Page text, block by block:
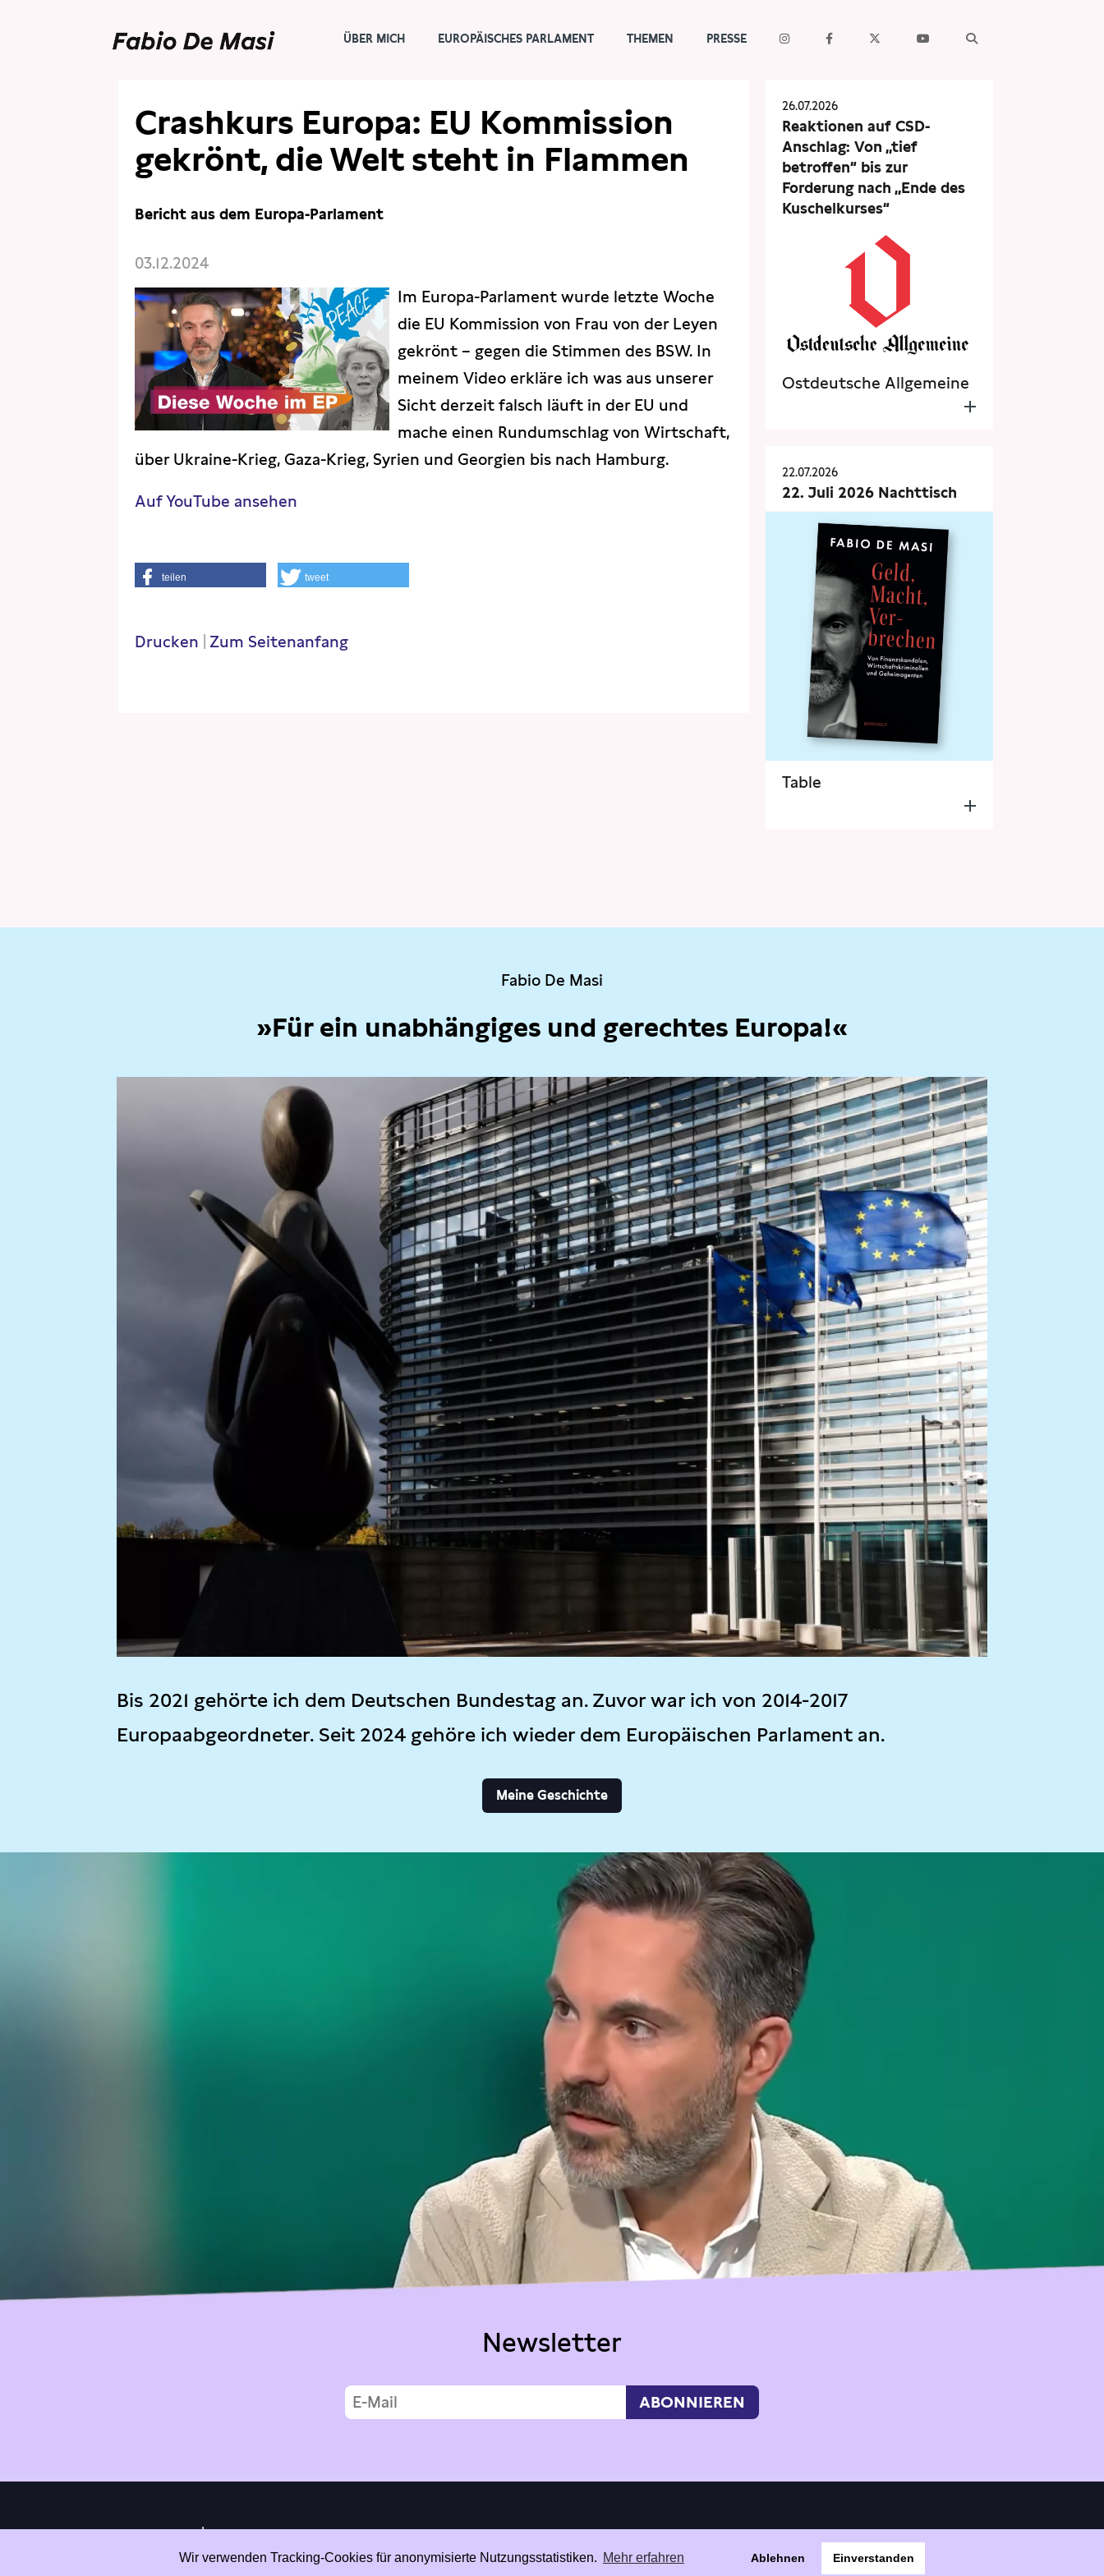
Wir verwenden Tracking-Cookies für anonymisierte Nutzungsstatistiken. Mehr erfahren Ablehnen Einverstanden
ÜBER MICH EUROPÄISCHES PARLAMENT THEMEN PRESSE
Crashkurs Europa: EU Kommission
gekrönt, die Welt steht in Flammen
Bericht aus dem Europa-Parlament
03.12.2024
Im Europa-Parlament wurde letzte Woche
die EU Kommission von Frau von der Leyen
gekrönt – gegen die Stimmen des BSW. In
meinem Video erkläre ich was aus unserer
Sicht derzeit falsch läuft in der EU und
mache einen Rundumschlag von Wirtschaft,
über Ukraine-Krieg, Gaza-Krieg, Syrien und Georgien bis nach Hamburg.
Auf YouTube ansehen
teilen tweet
Drucken Zum Seitenanfang
26.07.2026
Reaktionen auf CSD-
Anschlag: Von „tief
betroffen“ bis zur
Forderung nach „Ende des
Kuschelkurses“
Ostdeutsche Allgemeine
22.07.2026
22. Juli 2026 Nachttisch
Table
Fabio De Masi
»Für ein unabhängiges und gerechtes Europa!«
Bis 2021 gehörte ich dem Deutschen Bundestag an. Zuvor war ich von 2014-2017
Europaabgeordneter. Seit 2024 gehöre ich wieder dem Europäischen Parlament an.
Meine Geschichte
Newsletter
|